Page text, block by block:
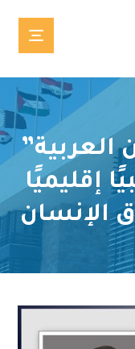
إقليميًا
الإنسان